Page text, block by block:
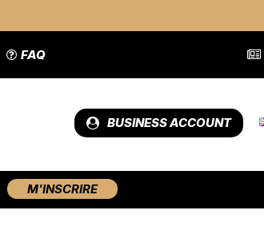
FAQ
BUSINESS ACCOUNT
M'INSCRIRE